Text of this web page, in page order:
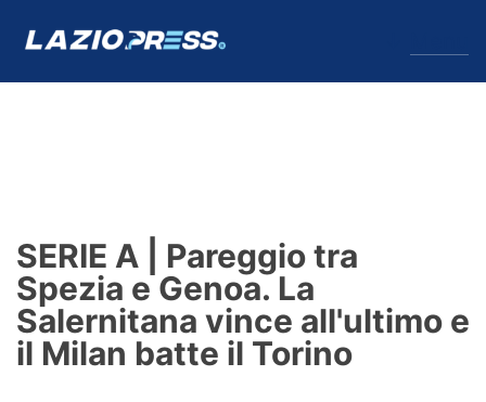
Formello
Infortuni
Primavera
SERIE A | Pareggio tra
Spezia e Genoa. La
Salernitana vince all'ultimo e
il Milan batte il Torino